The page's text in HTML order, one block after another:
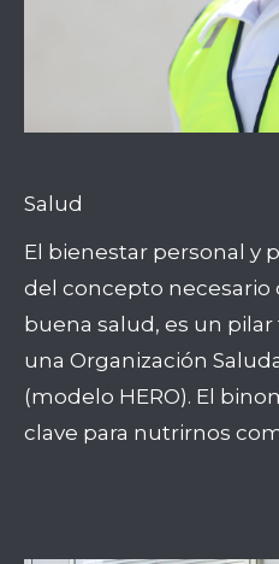
Salud
El bienestar personal y
del concepto necesario
buena salud, es un
una Organización
(modelo HERO). El
clave para nutrirnos